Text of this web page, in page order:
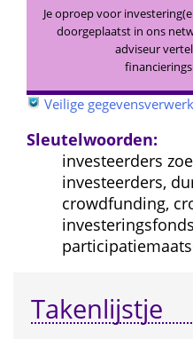
Je oproep voor
doorgeplaatst in ons
adviseur
Veilige
Sleutelwoorden:
investeerders
investeerders,
crowdfunding,
Takenlijstje